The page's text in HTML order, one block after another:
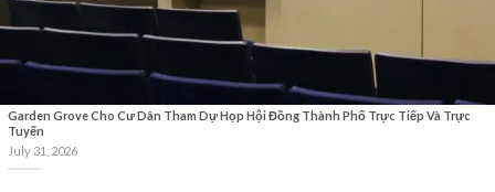
Garden Grove Cho Cư Dân Tham Dự Họp Hội Đồng Thành Phố Trực Tiếp Và Trực
Tuyến
July 31, 2026